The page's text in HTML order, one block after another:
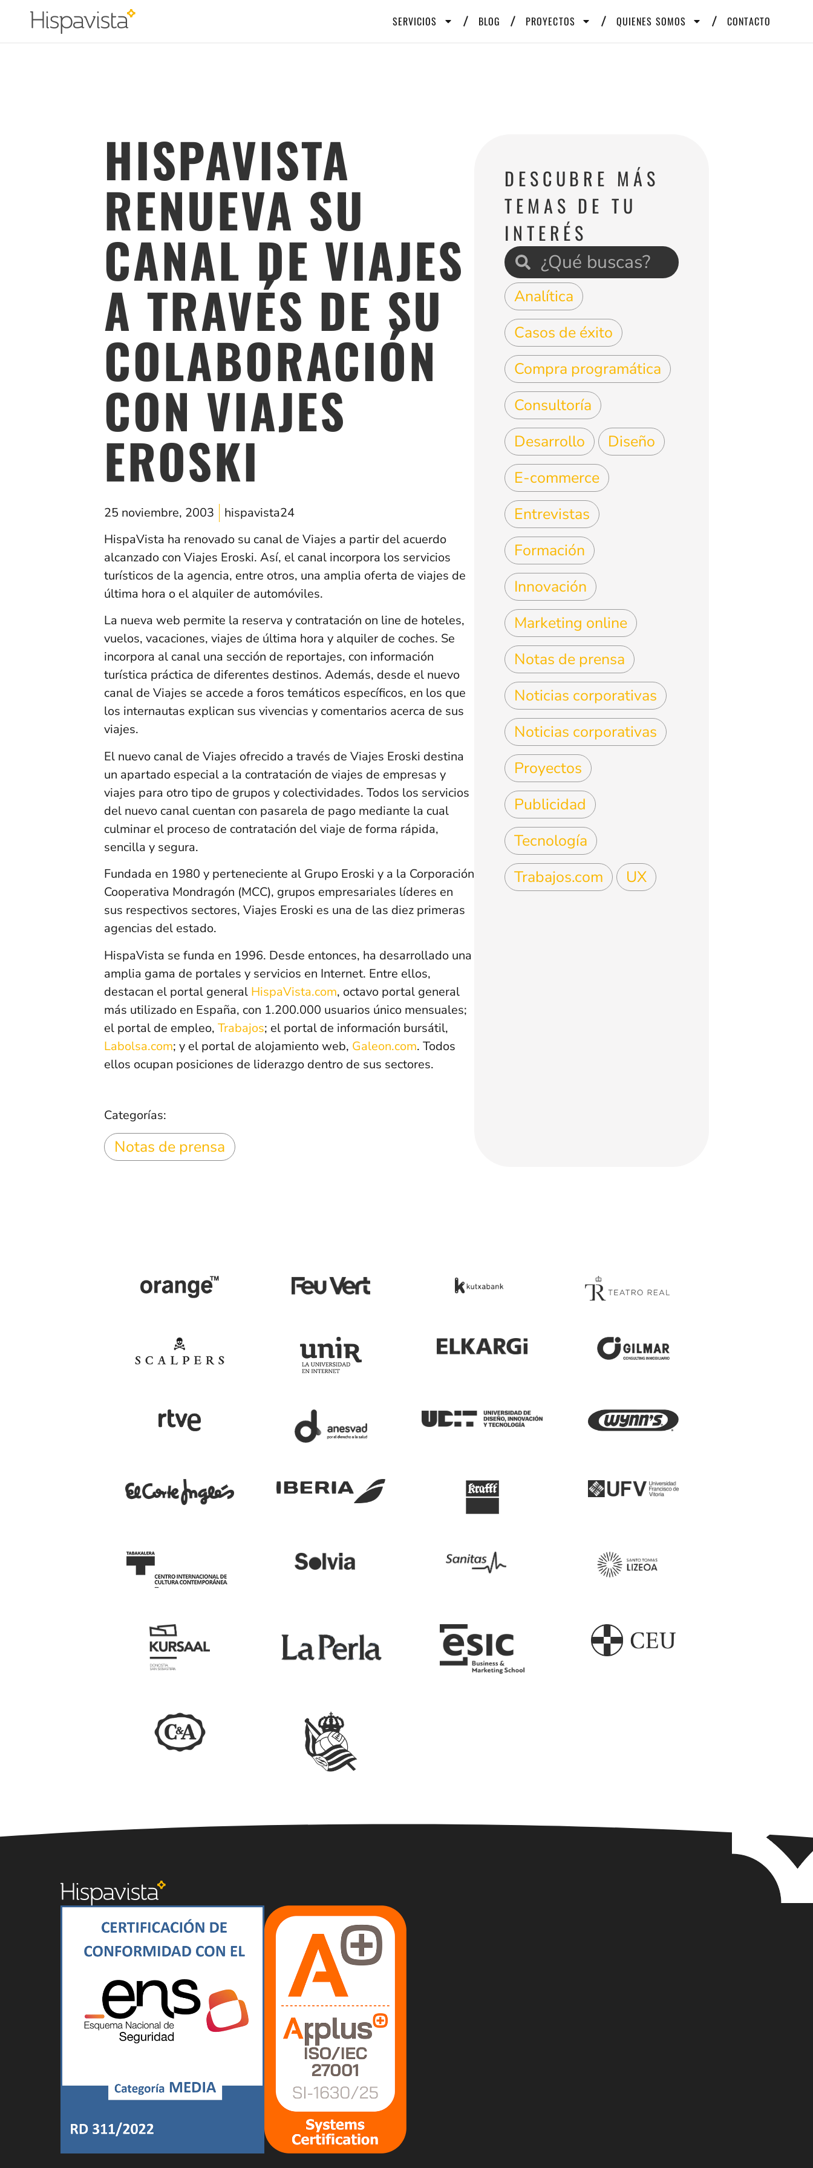
SERVICIOS BLOG PROYECTOS QUIENES SOMOS CONTACTO
HISPAVISTA
RENUEVA SU
CANAL DE VIAJES
A TRAVÉS DE SU
COLABORACIÓN
CON VIAJES
EROSKI
25 noviembre, 2003
hispavista24
HispaVista ha renovado su canal de Viajes a partir del acuerdo
alcanzado con Viajes Eroski. Así, el canal incorpora los servicios
turísticos de la agencia, entre otros, una amplia oferta de viajes de
última hora o el alquiler de automóviles.
La nueva web permite la reserva y contratación on line de hoteles,
vuelos, vacaciones, viajes de última hora y alquiler de coches. Se
incorpora al canal una sección de reportajes, con información
turística práctica de diferentes destinos. Además, desde el nuevo
canal de Viajes se accede a foros temáticos específicos, en los que
los internautas explican sus vivencias y comentarios acerca de sus
viajes.
El nuevo canal de Viajes ofrecido a través de Viajes Eroski destina
un apartado especial a la contratación de viajes de empresas y
viajes para otro tipo de grupos y colectividades. Todos los servicios
del nuevo canal cuentan con pasarela de pago mediante la cual
culminar el proceso de contratación del viaje de forma rápida,
sencilla y segura.
Fundada en 1980 y perteneciente al Grupo Eroski y a la Corporación
Cooperativa Mondragón (MCC), grupos empresariales líderes en
sus respectivos sectores, Viajes Eroski es una de las diez primeras
agencias del estado.
HispaVista se funda en 1996. Desde entonces, ha desarrollado una
amplia gama de portales y servicios en Internet. Entre ellos,
destacan el portal general HispaVista.com, octavo portal general
más utilizado en España, con 1.200.000 usuarios único mensuales;
el portal de empleo, Trabajos; el portal de información bursátil,
Labolsa.com; y el portal de alojamiento web, Galeon.com. Todos
ellos ocupan posiciones de liderazgo dentro de sus sectores.
Categorías:
Notas de prensa
DESCUBRE MÁS
TEMAS DE TU
INTERÉS
Analítica
Casos de éxito
Compra programática
Consultoría
Desarrollo
Diseño
E-commerce
Entrevistas
Formación
Innovación
Marketing online
Notas de prensa
Noticias corporativas
Noticias corporativas
Proyectos
Publicidad
Tecnología
Trabajos.com
UX